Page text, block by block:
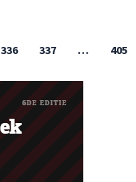
336 337 … 405